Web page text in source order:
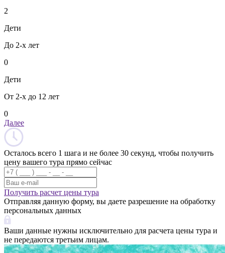
2
Дети
До 2-х лет
0
Дети
От 2-х до 12 лет
0
Далее
Осталось всего 1 шага и не более 30 секунд, чтобы получить
цену вашего тура прямо сейчас
Получить расчет цены тура
Отправляя данную форму, вы даете разрешение на обработку
персональных данных
Ваши данные нужны исключительно для расчета цены тура и
не передаются третьим лицам.